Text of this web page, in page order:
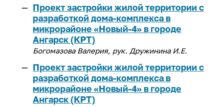
Творческие коллективы
Профилактика и оздоровление
Патриотика
Библиотека
ИРНИТУ в соцсетях
Проект застройки жилой территории с
разработкой дома-комплекса в
микрорайоне «Новый-4» в городе
Ангарск (КРТ)
Богомазова Валерия, рук. Дружинина И.Е.
Проект застройки жилой территории с
разработкой дома-комплекса в
микрорайоне «Новый-4» в городе
Ангарск (КРТ)